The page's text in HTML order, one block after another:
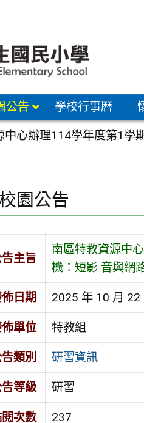
公告 學校行事曆
中心辦理114學年度第1學
校園公告
主旨
南區特教資源中
機：短影 音與網
日期 2025 年 10 月 22
單位 特教組
類別 研習資訊
等級 研習
次數 237